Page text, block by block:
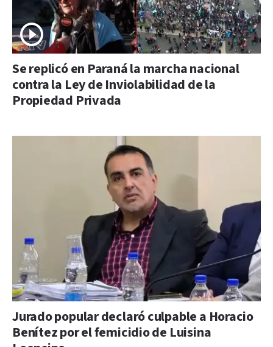
Se replicó en Paraná la marcha nacional
contra la Ley de Inviolabilidad de la
Propiedad Privada
Jurado popular declaró culpable a Horacio
Benítez por el femicidio de Luisina